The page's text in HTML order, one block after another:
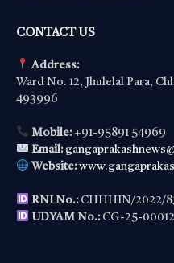
CONTACT US
Address:
Ward No. 12, Jhulelal Para,
493996
Mobile:+91-95891 54969
Email:
Website:
RNI No.:CHHHIN/2022/
UDYAM No.:CG-25-